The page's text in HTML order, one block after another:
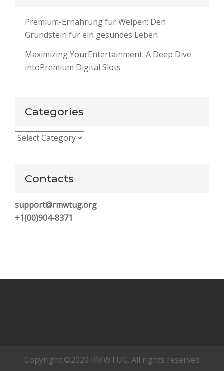
Premium-Ernährung für Welpen: Den
Grundstein für ein gesundes Leben
Maximizing YourEntertainment: A Deep Dive
intoPremium Digital Slots
Categories
Categories
Contacts
support@rmwtug.org
+1(00)904-8371
Copyright ©2020 RMWTUG. All rights reserved